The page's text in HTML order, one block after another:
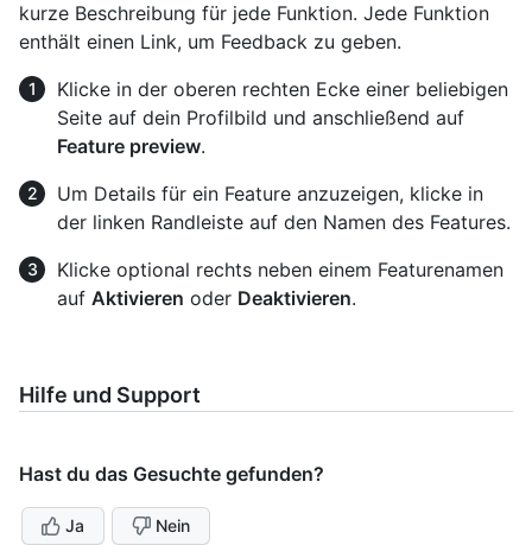
kurze Beschreibung für jede Funktion. Jede Funktion
enthält einen Link, um Feedback zu geben.
Klicke in der oberen rechten Ecke einer beliebigen
Seite auf dein Profilbild und anschließend auf
Feature preview.
Um Details für ein Feature anzuzeigen, klicke in
der linken Randleiste auf den Namen des Features.
Klicke optional rechts neben einem Featurenamen
auf Aktivieren oder Deaktivieren.
Hilfe und Support
Hast du das Gesuchte gefunden?
Ja Nein